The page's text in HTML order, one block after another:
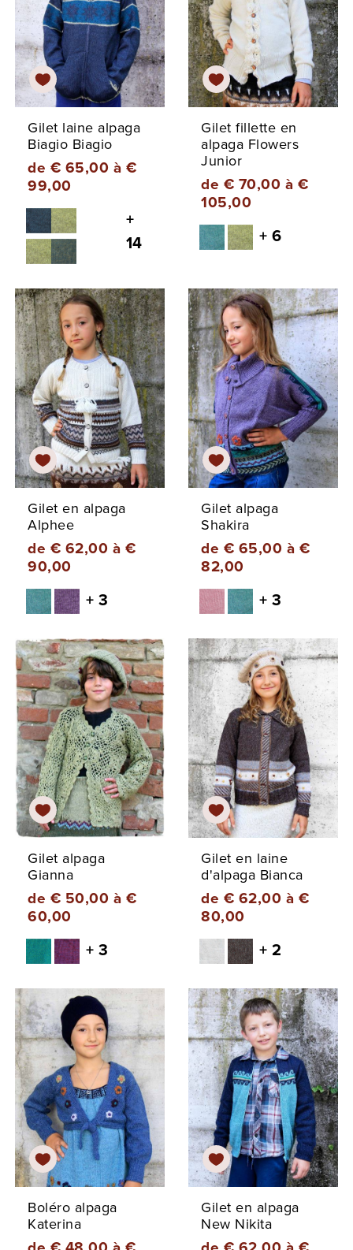
Gilet laine alpaga
Biagio Biagio
de € 65,00 à €
99,00
+
14
Gilet fillette en
alpaga Flowers
Junior
de € 70,00 à €
105,00
+ 6
Gilet en alpaga
Alphee
de € 62,00 à €
90,00
+ 3
Gilet alpaga
Shakira
de € 65,00 à €
82,00
+ 3
Gilet alpaga
Gianna
de € 50,00 à €
60,00
+ 3
Gilet en laine
d'alpaga Bianca
de € 62,00 à €
80,00
+ 2
Boléro alpaga
Katerina
Gilet en alpaga
New Nikita